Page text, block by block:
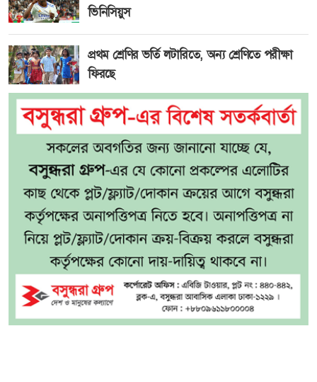
ভিনিসিয়ুস
প্রথম শ্রেণির ভর্তি লটারিতে, অন্য শ্রেণিতে পরীক্ষা
ফিরছে